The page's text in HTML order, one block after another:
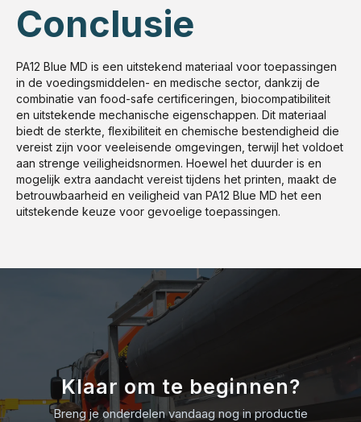
Conclusie
PA12 Blue MD is een uitstekend materiaal voor toepassingen
in de voedingsmiddelen- en medische sector, dankzij de
combinatie van food-safe certificeringen, biocompatibiliteit
en uitstekende mechanische eigenschappen. Dit materiaal
biedt de sterkte, flexibiliteit en chemische bestendigheid die
vereist zijn voor veeleisende omgevingen, terwijl het voldoet
aan strenge veiligheidsnormen. Hoewel het duurder is en
mogelijk extra aandacht vereist tijdens het printen, maakt de
betrouwbaarheid en veiligheid van PA12 Blue MD het een
uitstekende keuze voor gevoelige toepassingen.
Klaar om te beginnen?
Breng je onderdelen vandaag nog in productie